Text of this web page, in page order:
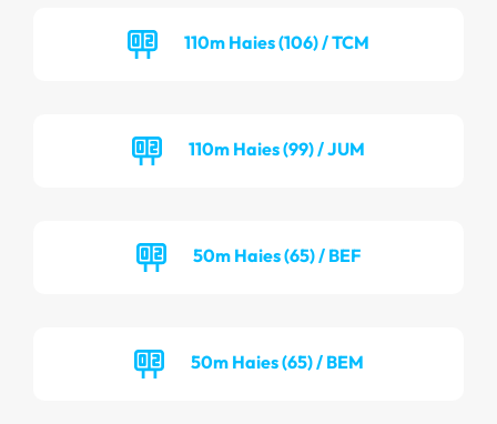
110m Haies (106) / TCM
110m Haies (99) / JUM
50m Haies (65) / BEF
50m Haies (65) / BEM